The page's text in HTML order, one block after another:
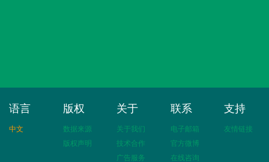
语言
中文
版权
数据来源
版权声明
关于
关于我们
技术合作
广告服务
联系
电子邮箱
官方微博
在线咨询
支持
友情链接